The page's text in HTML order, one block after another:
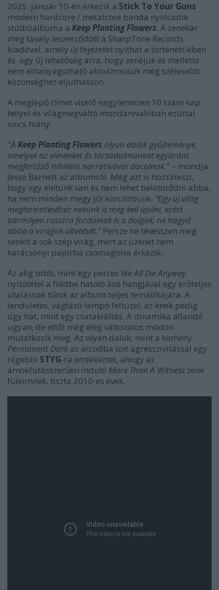
2025. január 10-én érkezik a Stick To Your Guns
modern hardcore / metalcore banda nyolcadik
stúdióalbuma a Keep Planting Flowers. A zenekar
még tavaly leszerződött a SharpTone Records
kiadóval, amely új fejezetet nyithat a történetükben
és egy új lehetőség arra, hogy zenéjük és mellette
nem elhanyagolható aktivizmusuk még szélesebb
közönséghez eljuthasson.
A meglepő címet viselő nagylemezen 10 szám kap
helyet és világmegváltó mondanivalóban ezúttal
sincs hiány.
"A Keep Planting Flowers olyan dalok gyűjteménye,
amelyek az elménket és társadalmunkat egyaránt
megfertőző nihilista narratívával dacolnak." – mondja
Jesse Barnett az albumról. Még azt is hozzáteszi,
hogy egy életünk van és nem lehet beletörődni abba,
ha nem minden megy jól körülöttünk. “Egy új világ
megteremtéséhez nekünk is meg kell újulni, ezért
bármilyen rosszra fordulnak is a dolgok, ne hagyd
abba a virágok ültetését.”Persze ne tévesszen meg
senkit a sok szép virág, mert az üzenet nem
karácsonyi papírba csomagolva érkezik.
Az alig több, mint egy perces We All Die Anyway
nyitótétel a földbe hatoló ásó hangjával egy erőteljes
utalásnak tűnik az album teljes tematikájára. A
lendületes, vágtázó tempó feltüzel, az ének pedig
úgy hat, mint egy csatakiáltás. A dinamika állandó
ugyan, de ettől még elég változatos módon
mutatkozik meg. Az olyan dalok, mint a kemény
Permanent Dark az arcodba tolt agresszivitással egy
régebbi STYG-ra emlékeztet, ahogy az
ámokfutásszerűen induló More Than A Witness zene
füleimnek, tiszta 2010-es évek.